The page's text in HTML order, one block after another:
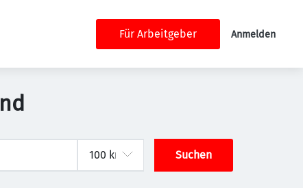
Für Arbeitgeber Anmelden
Suchen